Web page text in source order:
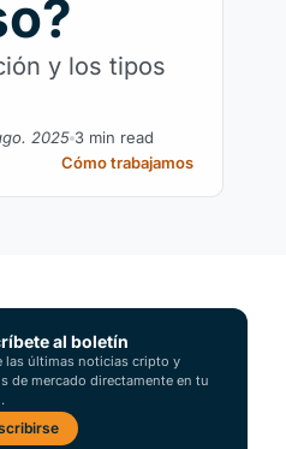
y los tipos
2025 3 min read
Cómo trabajamos
al boletín
las últimas noticias cripto y
de mercado directamente en tu